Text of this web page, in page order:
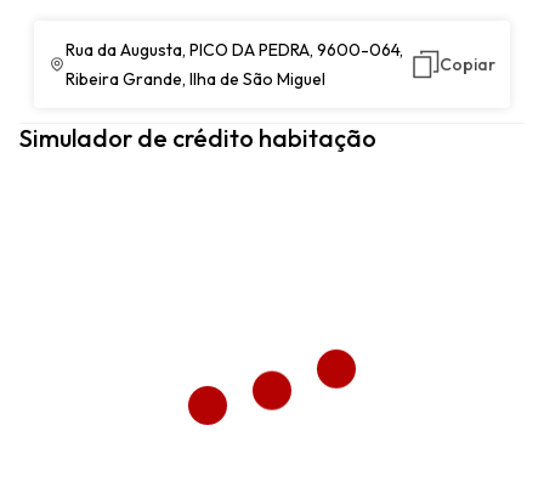
Rua da Augusta, PICO DA PEDRA, 9600-064,
Ribeira Grande, Ilha de São Miguel
Copiar
Simulador de crédito habitação